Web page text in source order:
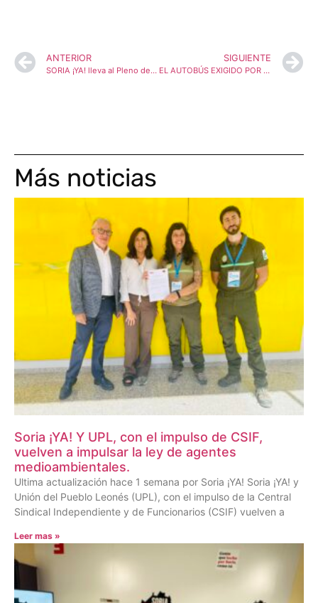
ANTERIOR
SORIA ¡YA! lleva al Pleno de las Cortes el déficit de potencia eléctrica en la provincia y la no implantación del grado de Técnico Superior en Imagen para el Diagnóstico
SIGUIENTE
EL AUTOBÚS EXIGIDO POR SORIA ¡YA! PARA LLEGAR DESDE ARCOS DE JALÓN Y ALMAZÁN A SORIA A LAS 8 DE LA MAÑANA YA ES UNA REALIDAD
Más noticias
Soria ¡YA! Y UPL, con el impulso de CSIF,
vuelven a impulsar la ley de agentes
medioambientales.
Ultima actualización hace 1 semana por Soria ¡YA! Soria ¡YA! y
Unión del Pueblo Leonés (UPL), con el impulso de la Central
Sindical Independiente y de Funcionarios (CSIF) vuelven a
Leer mas »